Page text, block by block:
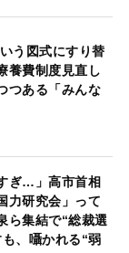
う図式にすり替
養費制度見直し
つある「みんな
ぎ…」高市首相
力研究会」って
集結で“総裁選
、囁かれる“弱